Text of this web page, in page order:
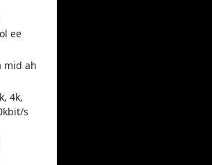
ee
mid ah
4k,
s